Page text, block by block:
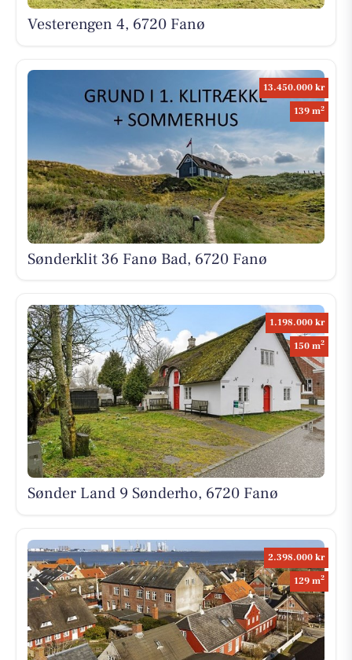
Vesterengen 4, 6720 Fanø
13.450.000 kr
139 m2
Sønderklit 36 Fanø Bad, 6720 Fanø
1.198.000 kr
150 m2
Sønder Land 9 Sønderho, 6720 Fanø
2.398.000 kr
129 m2